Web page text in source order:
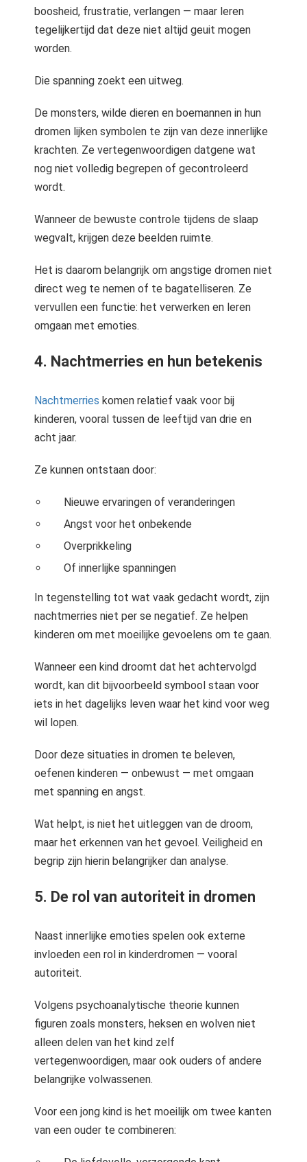
boosheid, frustratie, verlangen — maar leren
tegelijkertijd dat deze niet altijd geuit mogen
worden.
Die spanning zoekt een uitweg.
De monsters, wilde dieren en boemannen in hun
dromen lijken symbolen te zijn van deze innerlijke
krachten. Ze vertegenwoordigen datgene wat
nog niet volledig begrepen of gecontroleerd
wordt.
Wanneer de bewuste controle tijdens de slaap
wegvalt, krijgen deze beelden ruimte.
Het is daarom belangrijk om angstige dromen niet
direct weg te nemen of te bagatelliseren. Ze
vervullen een functie: het verwerken en leren
omgaan met emoties.
4. Nachtmerries en hun betekenis
Nachtmerries komen relatief vaak voor bij
kinderen, vooral tussen de leeftijd van drie en
acht jaar.
Ze kunnen ontstaan door:
Nieuwe ervaringen of veranderingen
Angst voor het onbekende
Overprikkeling
Of innerlijke spanningen
In tegenstelling tot wat vaak gedacht wordt, zijn
nachtmerries niet per se negatief. Ze helpen
kinderen om met moeilijke gevoelens om te gaan.
Wanneer een kind droomt dat het achtervolgd
wordt, kan dit bijvoorbeeld symbool staan voor
iets in het dagelijks leven waar het kind voor weg
wil lopen.
Door deze situaties in dromen te beleven,
oefenen kinderen — onbewust — met omgaan
met spanning en angst.
Wat helpt, is niet het uitleggen van de droom,
maar het erkennen van het gevoel. Veiligheid en
begrip zijn hierin belangrijker dan analyse.
5. De rol van autoriteit in dromen
Naast innerlijke emoties spelen ook externe
invloeden een rol in kinderdromen — vooral
autoriteit.
Volgens psychoanalytische theorie kunnen
figuren zoals monsters, heksen en wolven niet
alleen delen van het kind zelf
vertegenwoordigen, maar ook ouders of andere
belangrijke volwassenen.
Voor een jong kind is het moeilijk om twee kanten
van een ouder te combineren: